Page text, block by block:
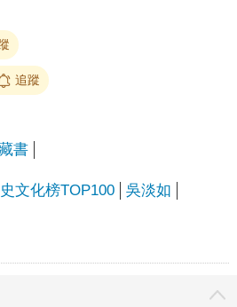
追蹤
書
文化榜TOP100 吳淡如